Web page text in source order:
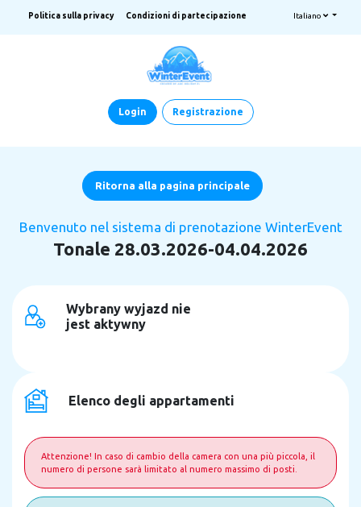
Politica sulla privacy Condizioni di partecipazione Italiano
Login Registrazione
Ritorna alla pagina principale
Benvenuto nel sistema di prenotazione WinterEvent
Tonale 28.03.2026-04.04.2026
Elenco degli appartamenti
Attenzione! In caso di cambio della camera con una più piccola, il
numero di persone sarà limitato al numero massimo di posti.
Wybrany wyjazd nie
jest aktywny